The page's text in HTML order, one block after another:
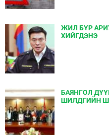
ЖИЛ БҮР
ХИЙГДЭНЭ
БАЯНГОЛ
ШИЛДГИЙН